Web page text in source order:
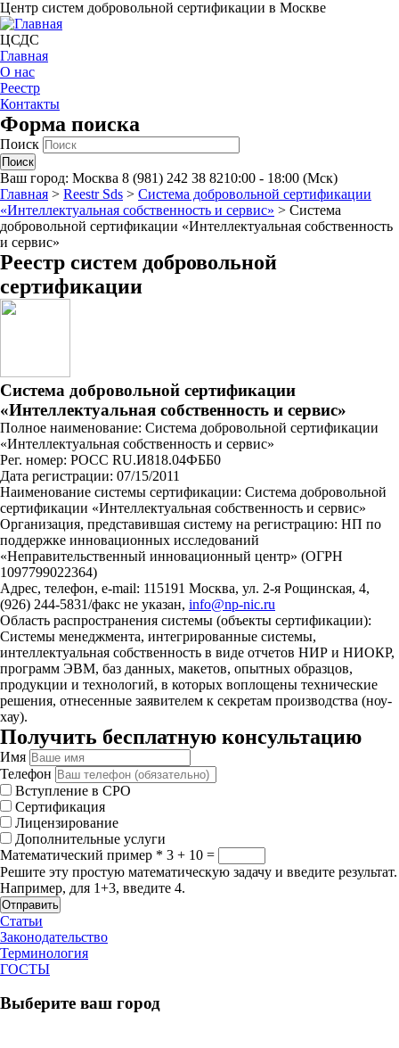
Центр систем добровольной сертификации в Москве
ЦСДС
Главная
О нас
Реестр
Контакты
Форма поиска
Поиск
Ваш город: Москва 8 (981) 242 38 8210:00 - 18:00 (Мск)
Главная > Reestr Sds > Система добровольной сертификации
«Интеллектуальная собственность и сервис» > Система
добровольной сертификации «Интеллектуальная собственность
и сервис»
Реестр систем добровольной
сертификации
Система добровольной сертификации
«Интеллектуальная собственность и сервис»
Полное наименование: Система добровольной сертификации
«Интеллектуальная собственность и сервис»
Рег. номер: РОСС RU.И818.04ФББ0
Дата регистрации: 07/15/2011
Наименование системы сертификации: Система добровольной
сертификации «Интеллектуальная собственность и сервис»
Организация, представившая систему на регистрацию: НП по
поддержке инновационных исследований
«Неправительственный инновационный центр» (ОГРН
1097799022364)
Адрес, телефон, e-mail: 115191 Москва, ул. 2-я Рощинская, 4,
(926) 244-5831/факс не указан, info@np-nic.ru
Область распространения системы (объекты сертификации):
Системы менеджмента, интегрированные системы,
интеллектуальная собственность в виде отчетов НИР и НИОКР,
программ ЭВМ, баз данных, макетов, опытных образцов,
продукции и технологий, в которых воплощены технические
решения, отнесенные заявителем к секретам производства (ноу-
хау).
Получить бесплатную консультацию
Имя
Телефон
Вступление в СРО
Сертификация
Лицензирование
Дополнительные услуги
Математический пример * 3 + 10 =
Решите эту простую математическую задачу и введите результат.
Например, для 1+3, введите 4.
Отправить
Статьи
Законодательство
Терминология
ГОСТЫ
Выберите ваш город